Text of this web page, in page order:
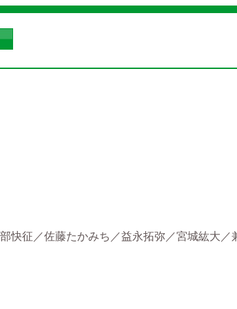
快征／佐藤たかみち／益永拓弥／宮城紘大